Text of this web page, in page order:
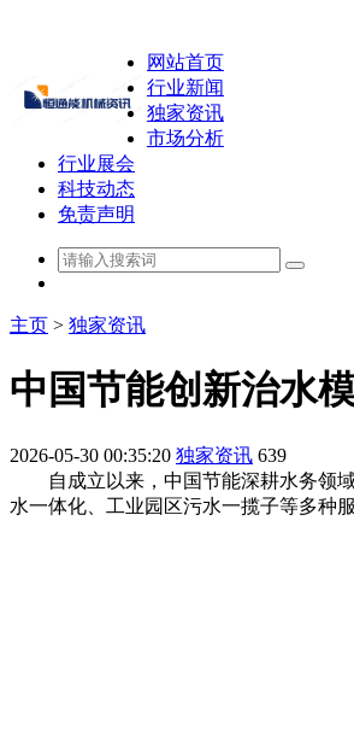
网站首页
行业新闻
独家资讯
市场分析
行业展会
科技动态
免责声明
主页 > 独家资讯
中国节能创新治水
2026-05-30 00:35:20 独家资讯 639
自成立以来，中国节能深耕水务领域
水一体化、工业园区污水一揽子等多种